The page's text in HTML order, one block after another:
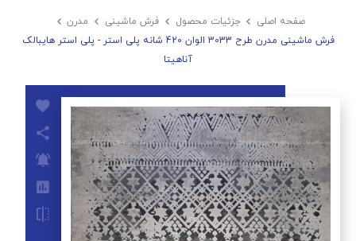
صفحه اصلی  جزئیات محصول  فرش ماشینی  مدرن 
فرش ماشینی مدرن طرح 3033 الوان 420 شانه پلی استر - پلی استر هایبالک
آناهیتا